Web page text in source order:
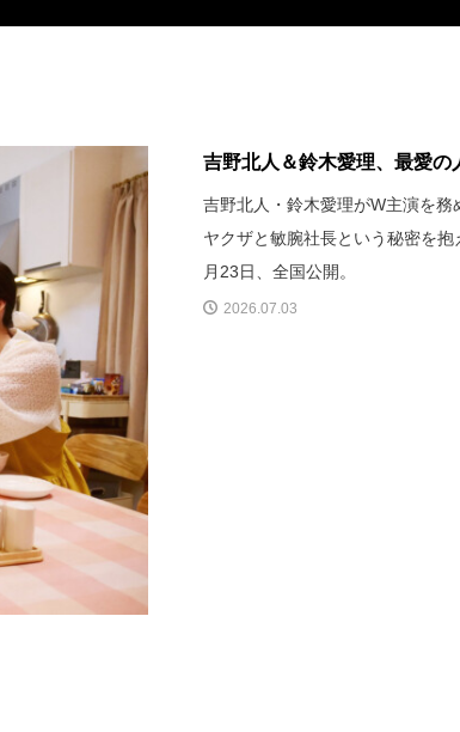
吉野北人＆鈴木愛理、最愛
吉野北人・鈴木愛理がW主演を
ヤクザと敏腕社長という秘密を
月23日、全国公開。
2026.07.03